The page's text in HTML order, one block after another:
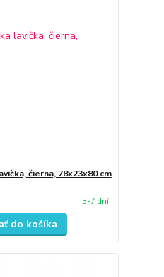
čierna, 78x23x80 cm
3-7 dní
do košíka